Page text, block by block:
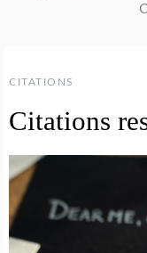
CITATIONS
Citations